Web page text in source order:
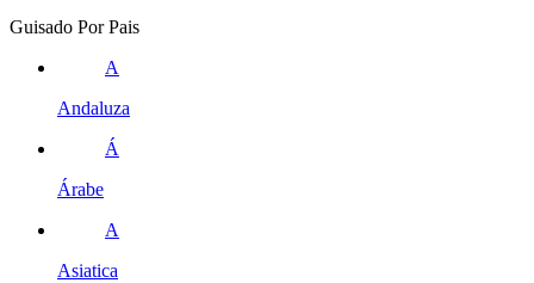
Guisado Por Pais
A
Andaluza
Á
Árabe
A
Asiatica